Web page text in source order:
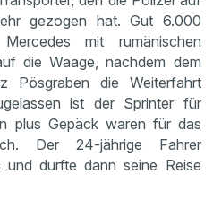
gezogen hat. Gut 6.000
mit rumänischen
die Waage, nachdem dem
Pösgraben die Weiterfahrt
ist der Sprinter für
plus Gepäck waren für das
Der 24-jährige Fahrer
durfte dann seine Reise